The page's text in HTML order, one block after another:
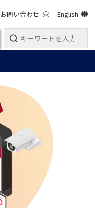
お問い合わせ English